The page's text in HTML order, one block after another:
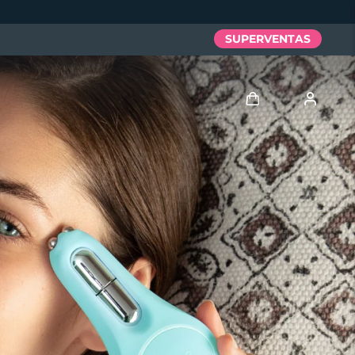
SUPERVENTAS
Iniciar sesión
Perfil de usuario
Mis dispositivos
Mis pedidos
Mis direcciones
Mis suscripciones